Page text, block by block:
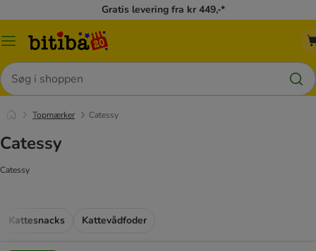
Gratis levering fra kr 449,-*
Menu
Søg
Topmærker Catessy
Catessy
Catessy
Kattesnacks Kattevådfoder